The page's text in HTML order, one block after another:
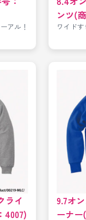
アル！
ンツ(
ワイド
ライ
4007)
9.7オ
ーナ